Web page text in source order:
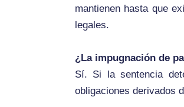
mantienen hasta que
legales.
¿La impugnación de
Sí. Si la sentencia
obligaciones derivados